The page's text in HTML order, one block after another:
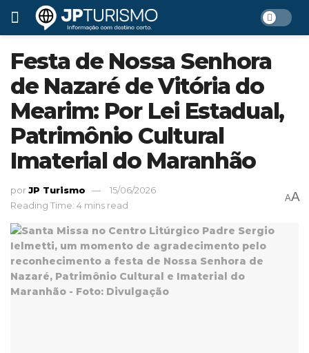
Festa de Nossa Senhora
de Nazaré de Vitória do
Mearim: Por Lei Estadual,
Patrimônio Cultural
Imaterial do Maranhão
porJP Turismo
15/06/2026
Reading Time: 4 mins read
AA